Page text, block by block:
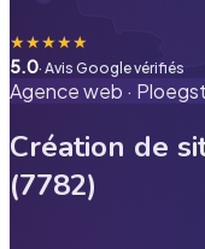
★★★★★
5.0· Avis Google vérifiés
Agence web ·
Création de
(7782)